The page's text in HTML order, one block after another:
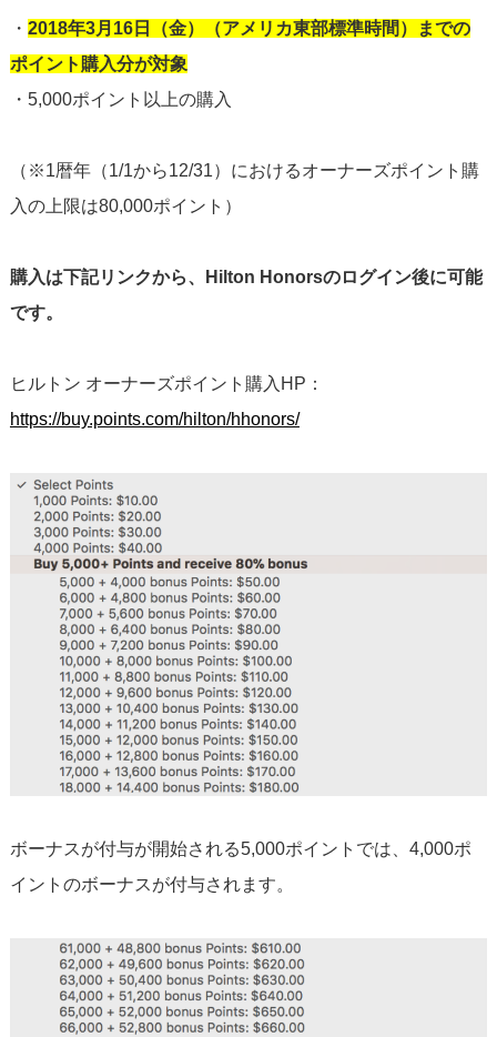
・ 2018年3月16日（金）（アメリカ東部標準時間）までの
ポイント購入分が対象
・5,000ポイント以上の購入
（※1暦年（1/1から12/31）におけるオーナーズポイント購
入の上限は80,000ポイント）
購入は下記リンクから、Hilton Honorsのログイン後に可能
です。
ヒルトン オーナーズポイント購入HP：
https://buy.points.com/hilton/hhonors/
ボーナスが付与が開始される5,000ポイントでは、4,000ポ
イントのボーナスが付与されます。